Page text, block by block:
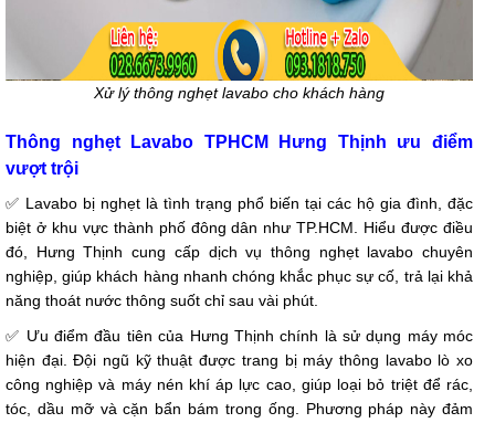
Xử lý thông nghẹt lavabo cho khách hàng
Thông nghẹt Lavabo TPHCM Hưng Thịnh ưu điểm
vượt trội
✅ Lavabo bị nghẹt là tình trạng phổ biến tại các hộ gia đình, đặc
biệt ở khu vực thành phố đông dân như TP.HCM. Hiểu được điều
đó, Hưng Thịnh cung cấp dịch vụ thông nghẹt lavabo chuyên
nghiệp, giúp khách hàng nhanh chóng khắc phục sự cố, trả lại khả
năng thoát nước thông suốt chỉ sau vài phút.
✅ Ưu điểm đầu tiên của Hưng Thịnh chính là sử dụng máy móc
hiện đại. Đội ngũ kỹ thuật được trang bị máy thông lavabo lò xo
công nghiệp và máy nén khí áp lực cao, giúp loại bỏ triệt để rác,
tóc, dầu mỡ và cặn bẩn bám trong ống. Phương pháp này đảm